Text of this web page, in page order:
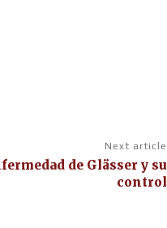
Next article
de Glässer y su
control